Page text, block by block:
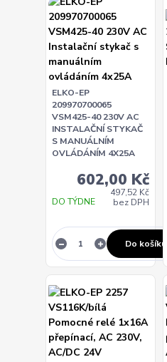
ELKO-EP
209970700065
VSM425-40 230V AC
INSTALAČNÍ STYKAČ
S MANUÁLNÍM
OVLÁDÁNÍM 4X25A
602,00 Kč
497,52 Kč
bez DPH
DO TÝDNE
Do košíku